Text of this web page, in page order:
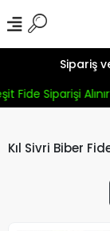
Sipariş
Fide Siparişi
Kıl Sivri Biber